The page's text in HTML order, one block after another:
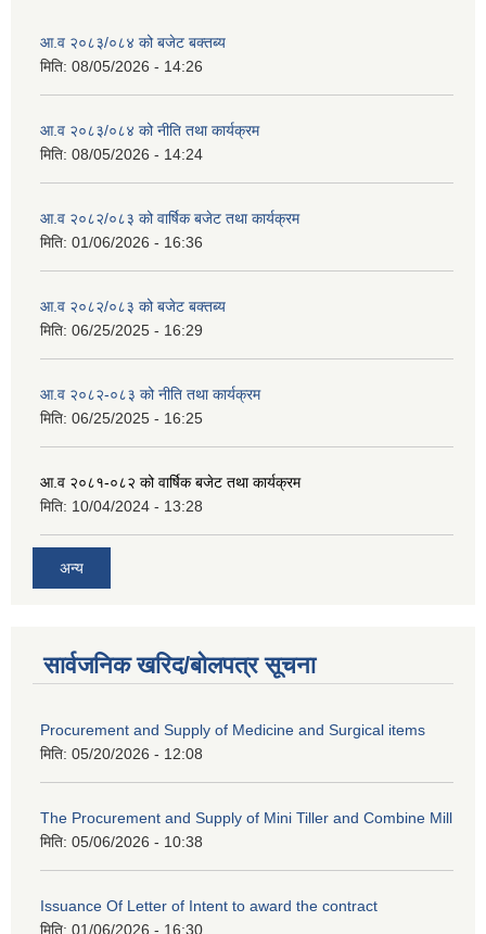
आ.व २०८३/०८४ को बजेट बक्तब्य
मिति: 08/05/2026 - 14:26
आ.व २०८३/०८४ को नीति तथा कार्यक्रम
मिति: 08/05/2026 - 14:24
आ.व २०८२/०८३ को वार्षिक बजेट तथा कार्यक्रम
मिति: 01/06/2026 - 16:36
आ.व २०८२/०८३ को बजेट बक्तब्य
मिति: 06/25/2025 - 16:29
आ.व २०८२-०८३ को नीति तथा कार्यक्रम
मिति: 06/25/2025 - 16:25
आ.व २०८१-०८२ को वार्षिक बजेट तथा कार्यक्रम
मिति: 10/04/2024 - 13:28
अन्य
सार्वजनिक खरिद/बोलपत्र सूचना
Procurement and Supply of Medicine and Surgical items
मिति: 05/20/2026 - 12:08
The Procurement and Supply of Mini Tiller and Combine Mill
मिति: 05/06/2026 - 10:38
Issuance Of Letter of Intent to award the contract
मिति: 01/06/2026 - 16:30